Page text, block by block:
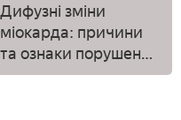
Дифузні зміни
міокарда: причини
та ознаки порушень,
засоби для